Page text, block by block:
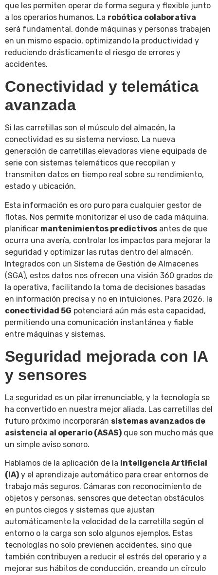
que les permiten operar de forma segura y flexible junto
a los operarios humanos. La robótica colaborativa
será fundamental, donde máquinas y personas trabajen
en un mismo espacio, optimizando la productividad y
reduciendo drásticamente el riesgo de errores y
accidentes.
Conectividad y telemática
avanzada
Si las carretillas son el músculo del almacén, la
conectividad es su sistema nervioso. La nueva
generación de carretillas elevadoras viene equipada de
serie con sistemas telemáticos que recopilan y
transmiten datos en tiempo real sobre su rendimiento,
estado y ubicación.
Esta información es oro puro para cualquier gestor de
flotas. Nos permite monitorizar el uso de cada máquina,
planificar mantenimientos predictivos antes de que
ocurra una avería, controlar los impactos para mejorar la
seguridad y optimizar las rutas dentro del almacén.
Integrados con un Sistema de Gestión de Almacenes
(SGA), estos datos nos ofrecen una visión 360 grados de
la operativa, facilitando la toma de decisiones basadas
en información precisa y no en intuiciones. Para 2026, la
conectividad 5G potenciará aún más esta capacidad,
permitiendo una comunicación instantánea y fiable
entre máquinas y sistemas.
Seguridad mejorada con IA
y sensores
La seguridad es un pilar irrenunciable, y la tecnología se
ha convertido en nuestra mejor aliada. Las carretillas del
futuro próximo incorporarán sistemas avanzados de
asistencia al operario (ASAS) que son mucho más que
un simple aviso sonoro.
Hablamos de la aplicación de la Inteligencia Artificial
(IA) y el aprendizaje automático para crear entornos de
trabajo más seguros. Cámaras con reconocimiento de
objetos y personas, sensores que detectan obstáculos
en puntos ciegos y sistemas que ajustan
automáticamente la velocidad de la carretilla según el
entorno o la carga son solo algunos ejemplos. Estas
tecnologías no solo previenen accidentes, sino que
también contribuyen a reducir el estrés del operario y a
mejorar sus hábitos de conducción, creando un círculo